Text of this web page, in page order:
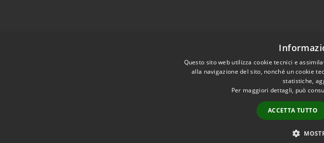
Questo sito web utilizza cookie tecnici e
alla navigazione del sito, nonché un cookie
statistiche,
Per maggiori dettagli, può
ACCETTA TUTTO